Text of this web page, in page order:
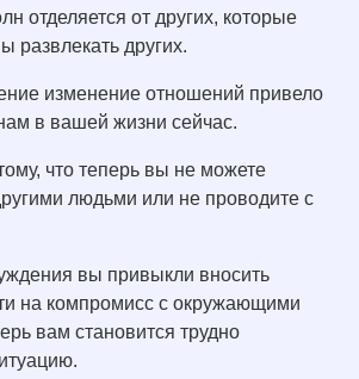
отделяется от других, которые
развлекать других.
изменение отношений привело
в вашей жизни сейчас.
что теперь вы не можете
людьми или не проводите с
вы привыкли вносить
на компромисс с окружающими
вам становится трудно